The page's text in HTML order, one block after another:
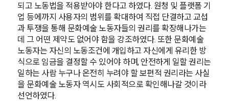
되고 노동법을 적용받아야 한다고 하였다. 원청 및 플랫폼 기
업 등에까지 사용자의 범위를 확대하여 직접 단결하고 교섭
과 투쟁을 통해 문화예술 노동자들의 권리를 확장해나가는
데 그 어떤 제약도 없어야 함을 강조하였다. 또한 문화예술
노동자는 자신의 노동조건에 개입하고 자신에게 유리한 방
식으로 임금을 결정할 수 있어야 하며, 안전하게 일할 권리는
일하는 사람 누구나 온전히 누려야 할 보편적 권리라는 사실
을 문화예술 노동자 역시도 사회적으로 확인해나갈 것이라
선언하였다.